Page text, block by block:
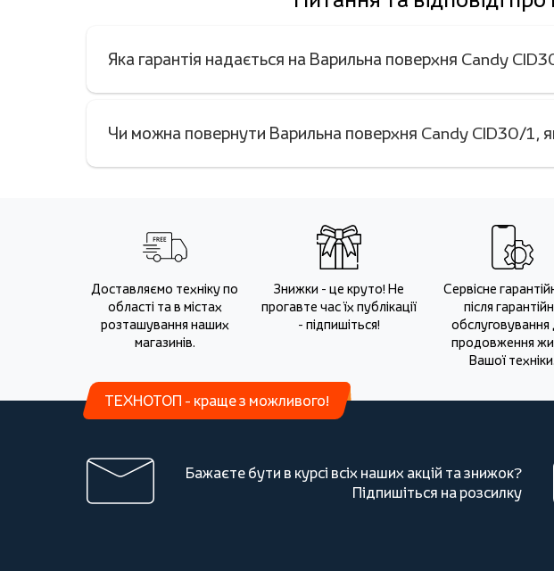
Яка гарантія надається на Варильна поверхня Candy
Чи можна повернути Варильна поверхня Candy CID30/1,
Доставляємо техніку по
області та в містах
розташування наших
магазинів.
Знижки - це круто! Не
прогавте час їх публікації
- підпишіться!
Сервісне
після
обслуговування
продовження
Вашої техніки.
ТЕХНОТОП - краще з можливого!
Бажаєте бути в курсі всіх наших акцій та знижок?
Підпишіться на розсилку